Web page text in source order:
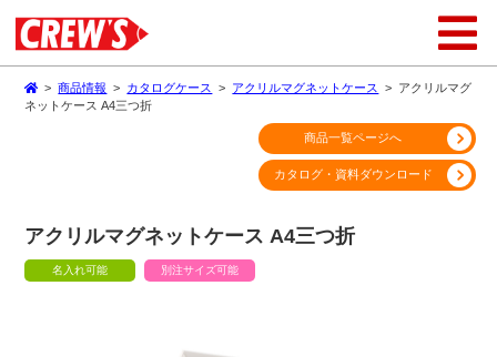
>商品情報 > カタログケース > アクリルマグネットケース > アクリルマグ
ネットケース A4三つ折
アクリルマグネットケース A4三つ折
名入れ可能 別注サイズ可能
商品一覧ページへ
カタログ・資料ダウンロード